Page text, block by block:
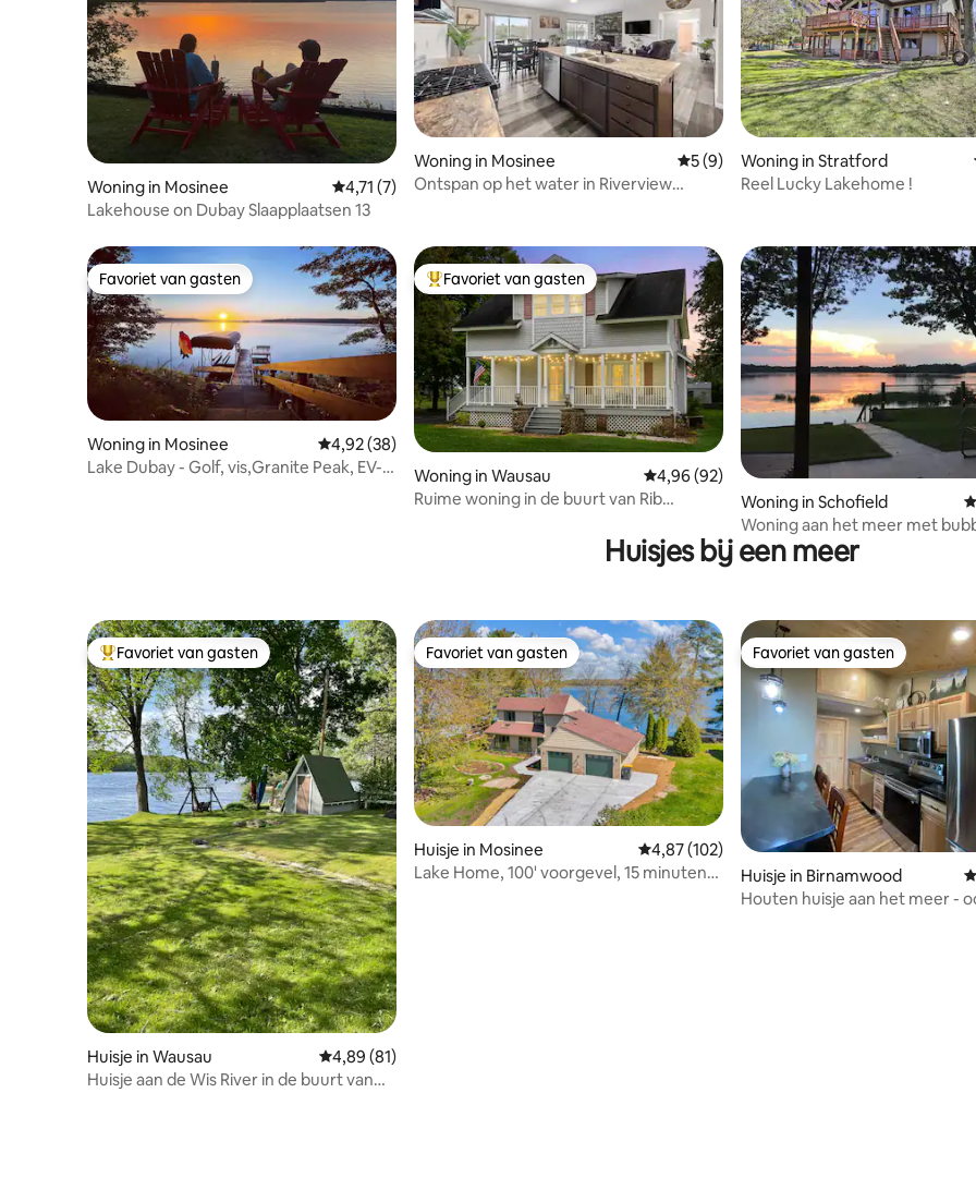
Woning in Mosinee Gemiddelde beoordeling van 4,71 op 5, 7 recensies
4,71 (7)
Lakehouse on Dubay Slaapplaatsen 13
Woning in Mosinee Gemiddelde beoordeling van 5 op 5, 9
5 (9)
Ontspan op het water in Riverview
Woning in Stratford
Reel Lucky Lakehome !
Favoriet van gasten
Favoriet van gasten
Woning in Mosinee Gemiddelde beoordeling van 4,92 op 5, 38 recensies
4,92 (38)
Lake Dubay - Golf, vis,Granite Peak, EV-
Topfavoriet van gasten
Favoriet van gasten
Woning in Wausau Gemiddelde beoordeling van 4,96 op 5, 92
4,96 (92)
Ruime woning in de buurt van Rib
Woning in Schofield
Woning aan het meer met
sauna aan het meer van Wausau
Huisjes bij een meer
Topfavoriet van gasten
Favoriet van gasten
Huisje in Wausau Gemiddelde beoordeling van 4,89 op 5, 81 recensies
4,89 (81)
Huisje aan de Wis River in de buurt van
Favoriet van gasten
Favoriet van gasten
Huisje in Mosinee Gemiddelde beoordeling van 4,87 op 5, 102
4,87 (102)
Lake Home, 100' voorgevel, 15 minuten
Favoriet van gasten
Favoriet van gasten
Huisje in Birnamwood
Houten huisje aan het meer -